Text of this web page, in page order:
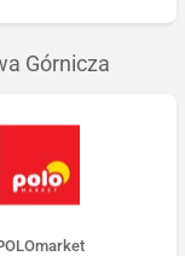
Górnicza